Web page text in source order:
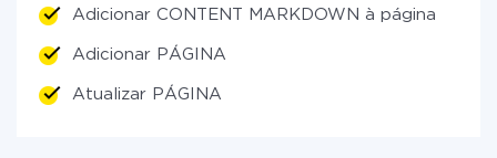
Adicionar CONTENT MARKDOWN à página
Adicionar PÁGINA
Atualizar PÁGINA